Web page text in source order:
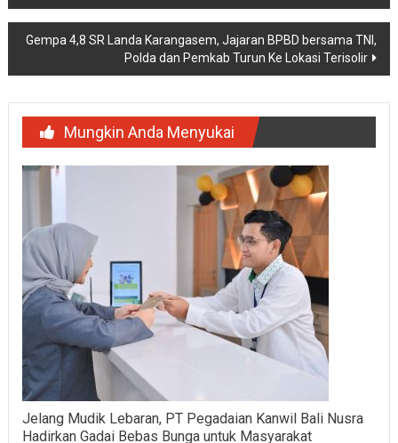
Gempa 4,8 SR Landa Karangasem, Jajaran BPBD bersama TNI,
Polda dan Pemkab Turun Ke Lokasi Terisolir
Mungkin Anda Menyukai
Jelang Mudik Lebaran, PT Pegadaian Kanwil Bali Nusra
Hadirkan Gadai Bebas Bunga untuk Masyarakat